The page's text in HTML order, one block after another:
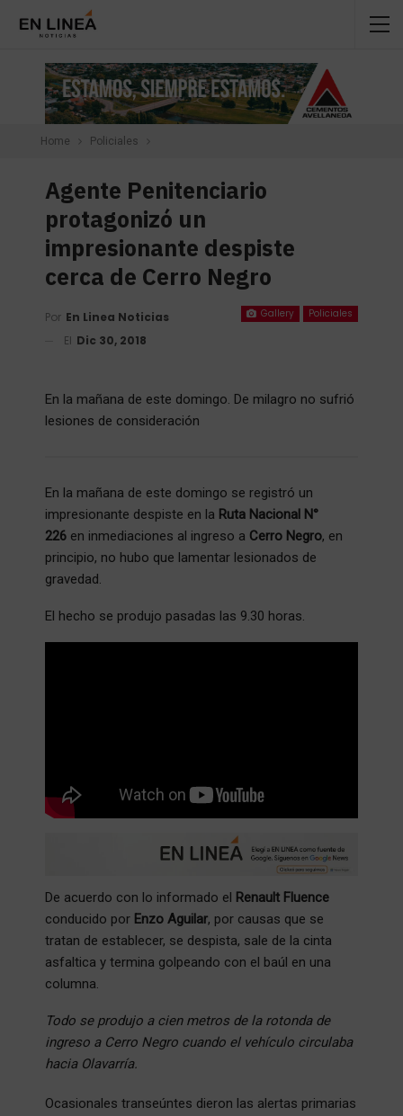
Home Policiales
Agente Penitenciario
protagonizó un
impresionante despiste
cerca de Cerro Negro
Gallery Policiales
Por En Linea Noticias
El Dic 30, 2018
En la mañana de este domingo. De milagro no sufrió
lesiones de consideración
En la mañana de este domingo se registró un
impresionante despiste en la Ruta Nacional N°
226 en inmediaciones al ingreso a Cerro Negro, en
principio, no hubo que lamentar lesionados de
gravedad.
El hecho se produjo pasadas las 9.30 horas.
De acuerdo con lo informado el
Renault Fluence
conducido por Enzo Aguilar, por causas que se
tratan de establecer, se despista, sale de la cinta
asfaltica y termina golpeando con el baúl en una
columna.
Todo se produjo a cien metros de la rotonda de
ingreso a Cerro Negro cuando el vehículo circulaba
hacia Olavarría.
Ocasionales transeúntes dieron las alertas primarias